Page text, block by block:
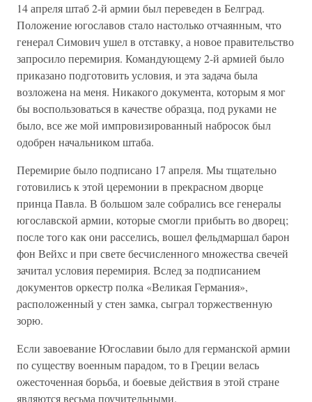
14 апреля штаб 2-й армии был переведен в Белград.
Положение югославов стало настолько отчаянным, что
генерал Симович ушел в отставку, а новое правительство
запросило перемирия. Командующему 2-й армией было
приказано подготовить условия, и эта задача была
возложена на меня. Никакого документа, которым я мог
бы воспользоваться в качестве образца, под руками не
было, все же мой импровизированный набросок был
одобрен начальником штаба.
Перемирие было подписано 17 апреля. Мы тщательно
готовились к этой церемонии в прекрасном дворце
принца Павла. В большом зале собрались все генералы
югославской армии, которые смогли прибыть во дворец;
после того как они расселись, вошел фельдмаршал барон
фон Вейхс и при свете бесчисленного множества свечей
зачитал условия перемирия. Вслед за подписанием
документов оркестр полка «Великая Германия»,
расположенный у стен замка, сыграл торжественную
зорю.
Если завоевание Югославии было для германской армии
по существу военным парадом, то в Греции велась
ожесточенная борьба, и боевые действия в этой стране
являются весьма поучительными.